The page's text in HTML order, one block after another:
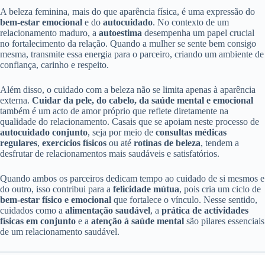
A beleza feminina, mais do que aparência física, é uma expressão do
bem-estar emocional e do autocuidado. No contexto de um
relacionamento maduro, a autoestima desempenha um papel crucial
no fortalecimento da relação. Quando a mulher se sente bem consigo
mesma, transmite essa energia para o parceiro, criando um ambiente de
confiança, carinho e respeito.
Além disso, o cuidado com a beleza não se limita apenas à aparência
externa. Cuidar da pele, do cabelo, da saúde mental e emocional
também é um acto de amor próprio que reflete diretamente na
qualidade do relacionamento. Casais que se apoiam neste processo de
autocuidado conjunto, seja por meio de consultas médicas
regulares, exercícios físicos ou até rotinas de beleza, tendem a
desfrutar de relacionamentos mais saudáveis e satisfatórios.
Quando ambos os parceiros dedicam tempo ao cuidado de si mesmos e
do outro, isso contribui para a felicidade mútua, pois cria um ciclo de
bem-estar físico e emocional que fortalece o vínculo. Nesse sentido,
cuidados como a alimentação saudável, a prática de actividades
físicas em conjunto e a atenção à saúde mental são pilares essenciais
de um relacionamento saudável.